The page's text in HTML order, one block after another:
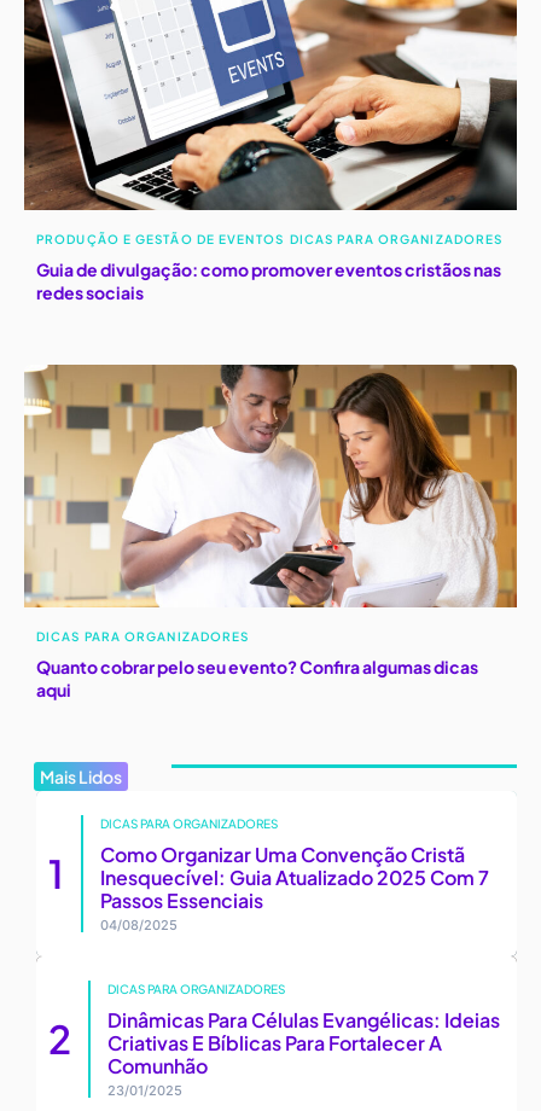
PRODUÇÃO E GESTÃO DE EVENTOS DICAS PARA ORGANIZADORES
Guia de divulgação: como promover eventos cristãos nas
redes sociais
DICAS PARA ORGANIZADORES
Quanto cobrar pelo seu evento? Confira algumas dicas
aqui
Mais Lidos
DICAS PARA ORGANIZADORES
Como Organizar Uma Convenção Cristã
Inesquecível: Guia Atualizado 2025 Com 7
Passos Essenciais
04/08/2025
DICAS PARA ORGANIZADORES
Dinâmicas Para Células Evangélicas: Ideias
Criativas E Bíblicas Para Fortalecer A
Comunhão
23/01/2025